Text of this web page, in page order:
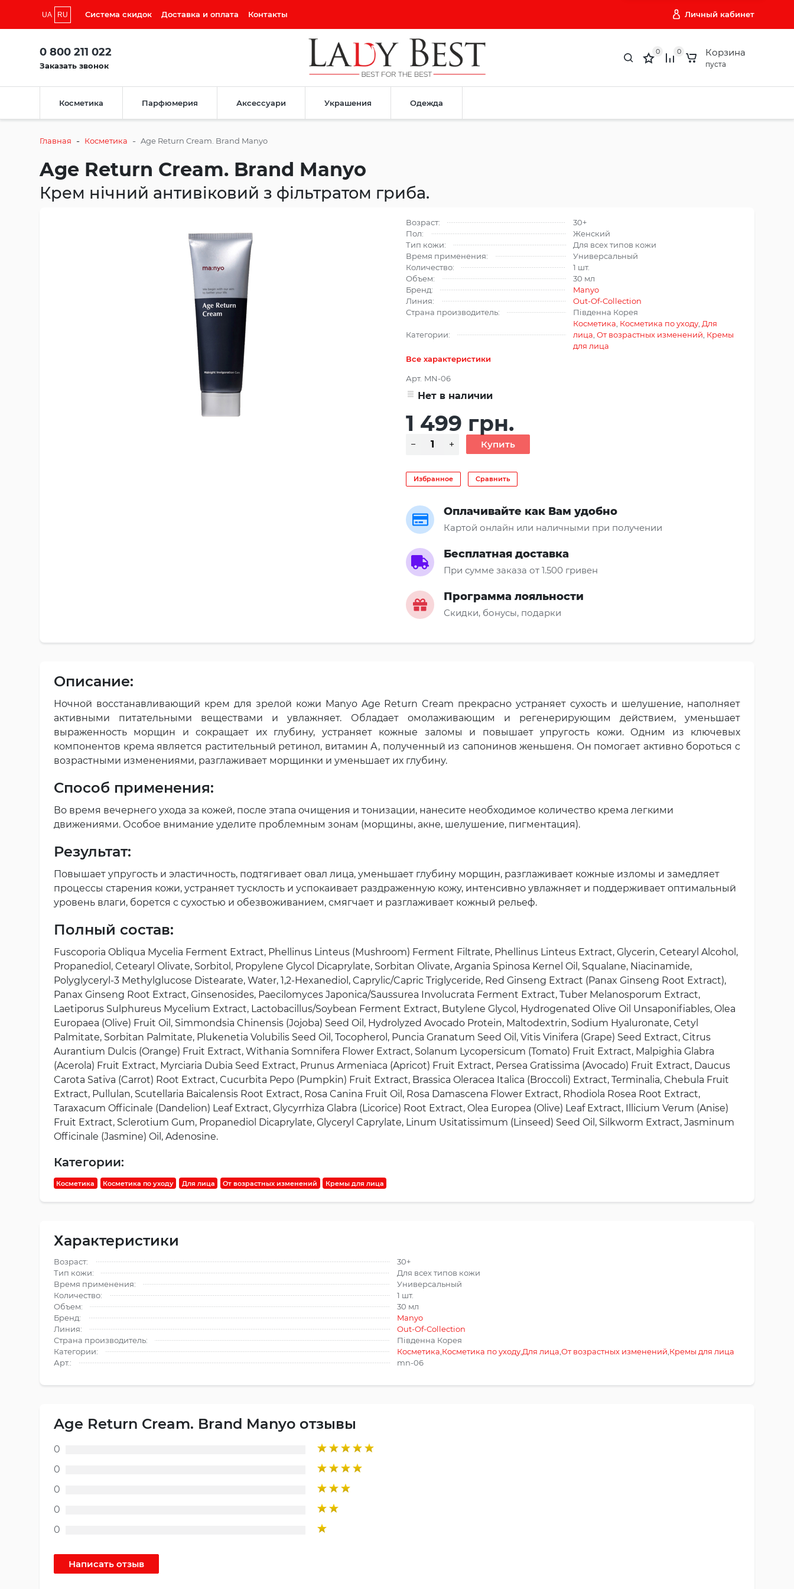
UA RU Система скидок Доставка и оплата Контакты Личный кабинет
0 800 211 022
Заказать звонок
0 0 Корзина
пуста
Косметика Парфюмерия Аксессуари Украшения Одежда
Главная - Косметика - Age Return Cream. Brand Manyo
Age Return Cream. Brand Manyo
Крем нічний антивіковий з фільтратом гриба.
Возраст:
30+
Пол:
Женский
Тип кожи:
Для всех типов кожи
Время применения:
Универсальный
Количество:
1 шт.
Объем:
30 мл
Бренд:
Manyo
Линия:
Out-Of-Collection
Страна производитель:
Південна Корея
Категории:
Косметика Косметика по уходу Для
лица От возрастных изменений Кремы
для лица
Все характеристики
Арт. MN-06
Нет в наличии
1 499 грн.
Избранное Сравнить
Оплачивайте как Вам удобно
Картой онлайн или наличными при получении
Бесплатная доставка
При сумме заказа от 1.500 гривен
Программа лояльности
Скидки, бонусы, подарки
Описание:
Ночной восстанавливающий крем для зрелой кожи Manyo Age Return Cream прекрасно устраняет сухость и шелушение, наполняет
активными питательными веществами и увлажняет. Обладает омолаживающим и регенерирующим действием, уменьшает
выраженность морщин и сокращает их глубину, устраняет кожные заломы и повышает упругость кожи. Одним из ключевых
компонентов крема является растительный ретинол, витамин А, полученный из сапонинов женьшеня. Он помогает активно бороться с
возрастными изменениями, разглаживает морщинки и уменьшает их глубину.
Способ применения:
Во время вечернего ухода за кожей, после этапа очищения и тонизации, нанесите необходимое количество крема легкими
движениями. Особое внимание уделите проблемным зонам (морщины, акне, шелушение, пигментация).
Результат:
Повышает упругость и эластичность, подтягивает овал лица, уменьшает глубину морщин, разглаживает кожные изломы и замедляет
процессы старения кожи, устраняет тусклость и успокаивает раздраженную кожу, интенсивно увлажняет и поддерживает оптимальный
уровень влаги, борется с сухостью и обезвоживанием, смягчает и разглаживает кожный рельеф.
Полный состав:
Fuscoporia Obliqua Mycelia Ferment Extract, Phellinus Linteus (Mushroom) Ferment Filtrate, Phellinus Linteus Extract, Glycerin, Cetearyl Alcohol,
Propanediol, Cetearyl Olivate, Sorbitol, Propylene Glycol Dicaprylate, Sorbitan Olivate, Argania Spinosa Kernel Oil, Squalane, Niacinamide,
Polyglyceryl-3 Methylglucose Distearate, Water, 1,2-Hexanediol, Caprylic/Capric Triglyceride, Red Ginseng Extract (Panax Ginseng Root Extract),
Panax Ginseng Root Extract, Ginsenosides, Paecilomyces Japonica/Saussurea Involucrata Ferment Extract, Tuber Melanosporum Extract,
Laetiporus Sulphureus Mycelium Extract, Lactobacillus/Soybean Ferment Extract, Butylene Glycol, Hydrogenated Olive Oil Unsaponifiables, Olea
Europaea (Olive) Fruit Oil, Simmondsia Chinensis (Jojoba) Seed Oil, Hydrolyzed Avocado Protein, Maltodextrin, Sodium Hyaluronate, Cetyl
Palmitate, Sorbitan Palmitate, Plukenetia Volubilis Seed Oil, Tocopherol, Puncia Granatum Seed Oil, Vitis Vinifera (Grape) Seed Extract, Citrus
Aurantium Dulcis (Orange) Fruit Extract, Withania Somnifera Flower Extract, Solanum Lycopersicum (Tomato) Fruit Extract, Malpighia Glabra
(Acerola) Fruit Extract, Myrciaria Dubia Seed Extract, Prunus Armeniaca (Apricot) Fruit Extract, Persea Gratissima (Avocado) Fruit Extract, Daucus
Carota Sativa (Carrot) Root Extract, Cucurbita Pepo (Pumpkin) Fruit Extract, Brassica Oleracea Italica (Broccoli) Extract, Terminalia, Chebula Fruit
Extract, Pullulan, Scutellaria Baicalensis Root Extract, Rosa Canina Fruit Oil, Rosa Damascena Flower Extract, Rhodiola Rosea Root Extract,
Taraxacum Officinale (Dandelion) Leaf Extract, Glycyrrhiza Glabra (Licorice) Root Extract, Olea Europea (Olive) Leaf Extract, Illicium Verum (Anise)
Fruit Extract, Sclerotium Gum, Propanediol Dicaprylate, Glyceryl Caprylate, Linum Usitatissimum (Linseed) Seed Oil, Silkworm Extract, Jasminum
Officinale (Jasmine) Oil, Adenosine.
Категории:
Косметика Косметика по уходу Для лица От возрастных изменений Кремы для лица
Характеристики
Возраст:
30+
Тип кожи:
Для всех типов кожи
Время применения:
Универсальный
Количество:
1 шт.
Объем:
30 мл
Бренд:
Manyo
Линия:
Out-Of-Collection
Страна производитель:
Південна Корея
Категории:
Косметика,Косметика по уходу,Для лица,От возрастных изменений,Кремы для лица
Арт.:
mn-06
Age Return Cream. Brand Manyo отзывы
0
0
0
0
0